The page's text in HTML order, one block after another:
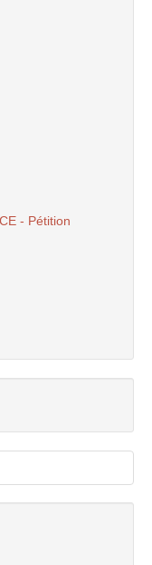
- Pétition